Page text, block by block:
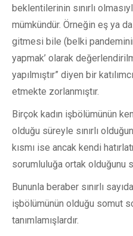
beklentilerinin sınırlı
mümkündür. Örneğin eş ya
gitmesi bile (belki
yapmak’ olarak
yapılmıştır” diyen bir
etmekte zorlanmıştır.
Birçok kadın işbölümünün
olduğu süreyle sınırlı
kısmı ise ancak kendi
sorumluluğa ortak olduğunu
Bununla beraber sınırlı
işbölümünün olduğu somut
tanımlamışlardır.